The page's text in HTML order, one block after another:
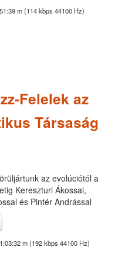
m (114 kbps 44100 Hz)
Felelek az
Társaság
az evolúciótól a
Kereszturi Ákossal,
és Pintér Andrással
m (192 kbps 44100 Hz)